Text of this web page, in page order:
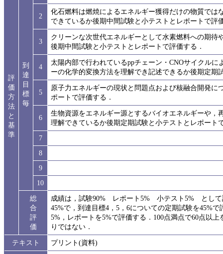
評
価
方
法
と
基
準
到
達
目
標
毎
2
化石燃料は燃焼によるエネルギー獲得だけの物質で
できているか後期中間試験と小テストとレポートで評
3
クリーンな次世代エネルギーとして水素燃料への期
後期中間試験と小テストとレポートで評価する．
4
太陽内部で行われているppチェーン・CNOサイクル
ーの化学的変換方法を理解でき記述できるか後期定期
5
原子力エネルギーの現状と問題点および核融合開発
ポートで評価する．
6
生物資源をエネルギー源とするバイオエネルギーや
理解できているか後期定期試験と小テストとレポート
7
8
9
10
総
合
評
価
成績は，試験90% レポート5% 小テスト5% として
45%で，到達目標4，5，6についての定期試験を45%
5%，レポートを5%で評価する．100点満点で60点以
りではない．
テキスト
プリント(資料)